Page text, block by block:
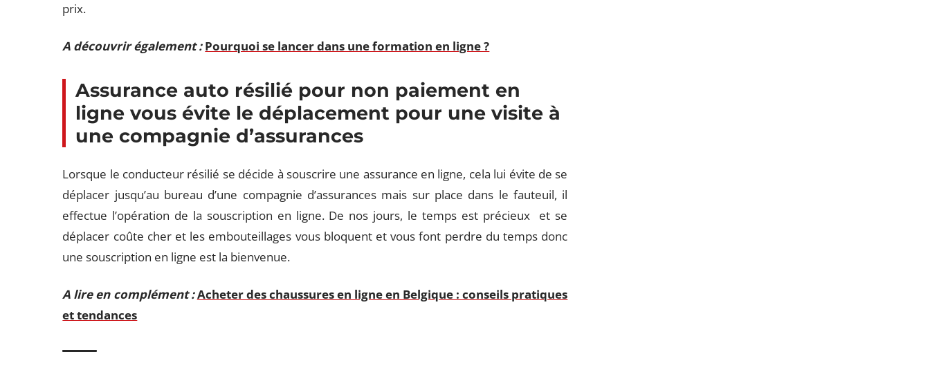
prix.
A découvrir également : Pourquoi se lancer dans une formation en ligne ?
Assurance auto résilié pour non paiement en
ligne vous évite le déplacement pour une visite à
une compagnie d’assurances
Lorsque le conducteur résilié se décide à souscrire une assurance en ligne, cela lui évite de se
déplacer jusqu’au bureau d’une compagnie d’assurances mais sur place dans le fauteuil, il
effectue l’opération de la souscription en ligne. De nos jours, le temps est précieux et se
déplacer coûte cher et les embouteillages vous bloquent et vous font perdre du temps donc
une souscription en ligne est la bienvenue.
A lire en complément :Acheter des chaussures en ligne en Belgique : conseils pratiques
et tendances